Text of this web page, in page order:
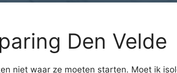
Den Velde
niet waar ze moeten starten. Moet ik